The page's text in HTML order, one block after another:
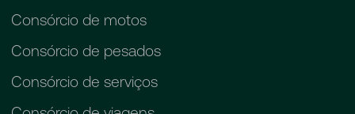
Consórcio de motos
Consórcio de pesados
Consórcio de serviços